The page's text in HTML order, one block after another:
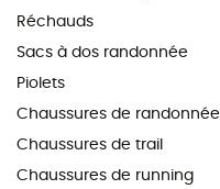
Réchauds
Sacs à dos randonnée
Piolets
Chaussures de randonnée
Chaussures de trail
Chaussures de running